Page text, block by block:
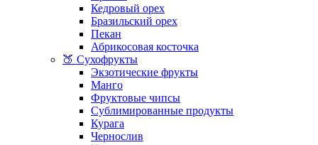
Кедровый орех
Бразильский орех
Пекан
Абрикосовая косточка
🍑 Сухофрукты
Экзотические фрукты
Манго
Фруктовые чипсы
Сублимированные продукты
Курага
Чернослив